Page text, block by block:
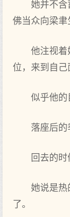
她并不含
佛当众向梁聿
他注视着
位，来到自己
似乎他的
落座后的
回去的时
她说是
了。